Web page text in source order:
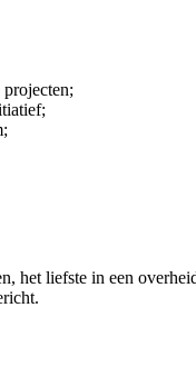
het liefste in een